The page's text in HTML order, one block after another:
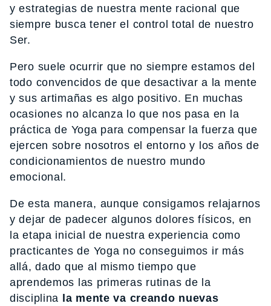
y estrategias de nuestra mente racional que
siempre busca tener el control total de nuestro
Ser.
Pero suele ocurrir que no siempre estamos del
todo convencidos de que desactivar a la mente
y sus artimañas es algo positivo. En muchas
ocasiones no alcanza lo que nos pasa en la
práctica de Yoga para compensar la fuerza que
ejercen sobre nosotros el entorno y los años de
condicionamientos de nuestro mundo
emocional.
De esta manera, aunque consigamos relajarnos
y dejar de padecer algunos dolores físicos, en
la etapa inicial de nuestra experiencia como
practicantes de Yoga no conseguimos ir más
allá, dado que al mismo tiempo que
aprendemos las primeras rutinas de la
disciplina
la mente va creando nuevas